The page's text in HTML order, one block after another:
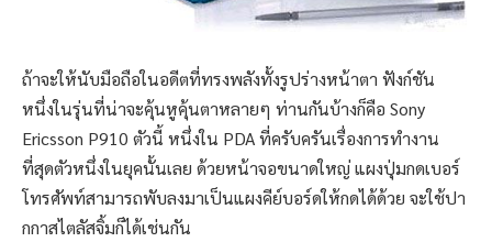
ถ้าจะให้นับมือถือในอดีตที่ทรงพลังทั้งรูปร่างหน้าตา ฟังก์ชัน
หนึ่งในรุ่นที่น่าจะคุ้นหูคุ้นตาหลายๆ ท่านกันบ้างก็คือ Sony
Ericsson P910 ตัวนี้ หนึ่งใน PDA ที่ครับครันเรื่องการทำงาน
ที่สุดตัวหนึ่งในยุคนั้นเลย ด้วยหน้าจอขนาดใหญ่ แผงปุ่มกดเบอร์
โทรศัพท์สามารถพับลงมาเป็นแผงคีย์บอร์ดให้กดได้ด้วย จะใช้ปา
กกาสไตลัสจิ้มก็ได้เช่นกัน